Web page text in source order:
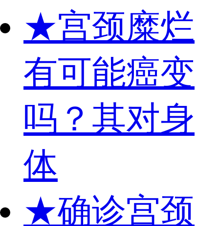
★宫颈糜烂
有可能癌变
吗？其对身
体
★确诊宫颈